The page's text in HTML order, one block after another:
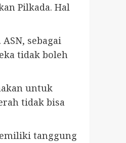
Pilkada. Hal
sebagai
tidak boleh
untuk
tidak bisa
tanggung